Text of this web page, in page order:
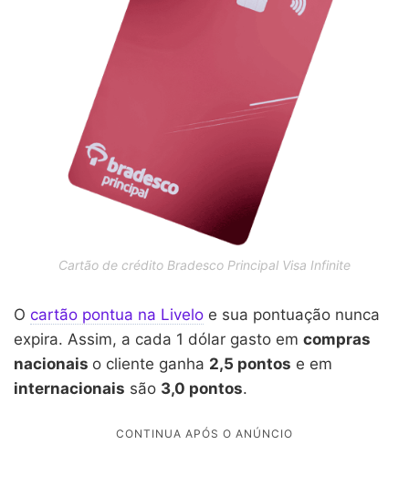
Cartão de crédito Bradesco Principal Visa Infinite
O cartão pontua na Livelo e sua pontuação nunca
expira. Assim, a cada 1 dólar gasto em compras
nacionais o cliente ganha 2,5 pontos e em
internacionais são 3,0 pontos.